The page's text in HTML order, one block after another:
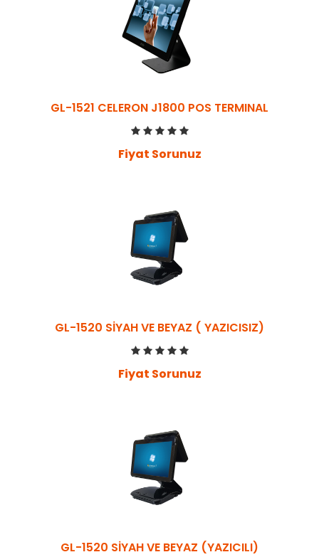
GL-1521 CELERON J1800 POS TERMINAL
Fiyat Sorunuz
GL-1520 SİYAH VE BEYAZ ( YAZICISIZ)
Fiyat Sorunuz
GL-1520 SİYAH VE BEYAZ (YAZICILI)